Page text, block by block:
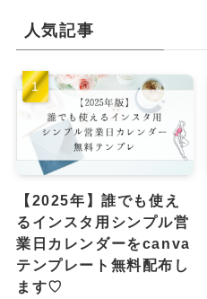
人気記事
【2025年】誰でも使え
るインスタ用シンプル営
業日カレンダーをcanva
テンプレート無料配布し
ます♡